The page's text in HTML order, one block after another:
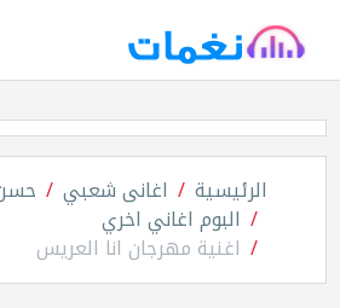
الرئيسية اغانى شعبي
البوم اغاني اخري
اغنية مهرجان انا العريس